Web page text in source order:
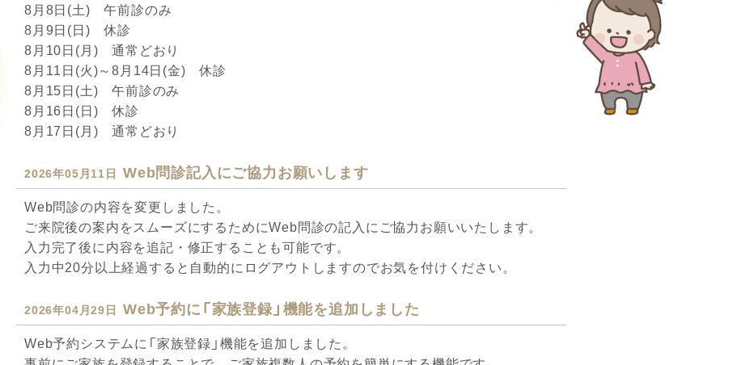
8月8日(土) 午前診のみ
8月9日(日) 休診
8月10日(月) 通常どおり
8月11日(火)～8月14日(金) 休診
8月15日(土) 午前診のみ
8月16日(日) 休診
8月17日(月) 通常どおり
2026年05月11日 Web問診記入にご協力お願いします
Web問診の内容を変更しました。
ご来院後の案内をスムーズにするためにWeb問診の記入にご協力お願いいたします。
入力完了後に内容を追記・修正することも可能です。
入力中20分以上経過すると自動的にログアウトしますのでお気を付けください。
2026年04月29日 Web予約に「家族登録」機能を追加しました
Web予約システムに「家族登録」機能を追加しました。